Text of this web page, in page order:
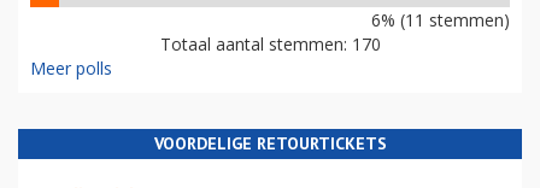
6% (11 stemmen)
Totaal aantal stemmen: 170
Meer polls
VOORDELIGE RETOURTICKETS